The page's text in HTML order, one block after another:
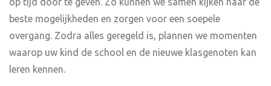
beste mogelijkheden en zorgen voor een soepele
overgang. Zodra alles geregeld is, plannen we momenten
waarop uw kind de school en de nieuwe klasgenoten kan
leren kennen.